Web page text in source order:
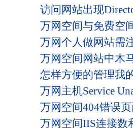
访问网站出现
万网空间与免费空
万网个人做网站需
万网空间网站中木
怎样方便的管理我
万网主机Service
万网空间404错误
万网空间IIS连接数